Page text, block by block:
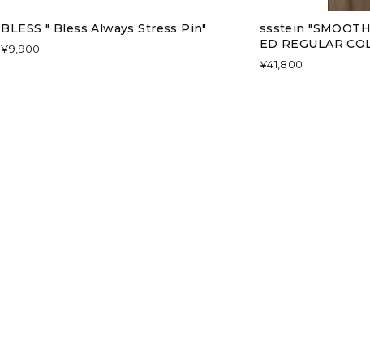
BLESS " Bless Always Stress Pin"
¥9,900
ssstein
ED REGULAR
¥41,800